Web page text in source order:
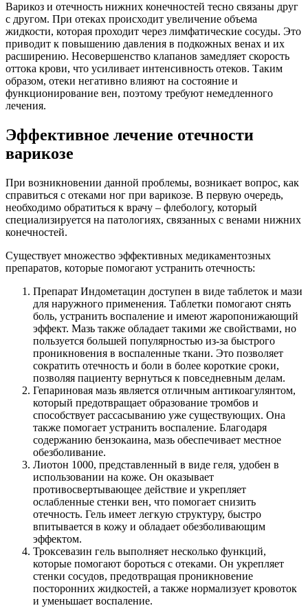
Варикоз и отечность нижних конечностей тесно связаны друг
с другом. При отеках происходит увеличение объема
жидкости, которая проходит через лимфатические сосуды. Это
приводит к повышению давления в подкожных венах и их
расширению. Несовершенство клапанов замедляет скорость
оттока крови, что усиливает интенсивность отеков. Таким
образом, отеки негативно влияют на состояние и
функционирование вен, поэтому требуют немедленного
лечения.
Эффективное лечение отечности
варикозе
При возникновении данной проблемы, возникает вопрос, как
справиться с отеками ног при варикозе. В первую очередь,
необходимо обратиться к врачу – флебологу, который
специализируется на патологиях, связанных с венами нижних
конечностей.
Существует множество эффективных медикаментозных
препаратов, которые помогают устранить отечность:
Препарат Индометацин доступен в виде таблеток и мази
для наружного применения. Таблетки помогают снять
боль, устранить воспаление и имеют жаропонижающий
эффект. Мазь также обладает такими же свойствами, но
пользуется большей популярностью из-за быстрого
проникновения в воспаленные ткани. Это позволяет
сократить отечность и боли в более короткие сроки,
позволяя пациенту вернуться к повседневным делам.
Гепариновая мазь является отличным антикоагулянтом,
который предотвращает образование тромбов и
способствует рассасыванию уже существующих. Она
также помогает устранить воспаление. Благодаря
содержанию бензокаина, мазь обеспечивает местное
обезболивание.
Лиотон 1000, представленный в виде геля, удобен в
использовании на коже. Он оказывает
противосвертывающее действие и укрепляет
ослабленные стенки вен, что помогает снизить
отечность. Гель имеет легкую структуру, быстро
впитывается в кожу и обладает обезболивающим
эффектом.
Троксевазин гель выполняет несколько функций,
которые помогают бороться с отеками. Он укрепляет
стенки сосудов, предотвращая проникновение
посторонних жидкостей, а также нормализует кровоток
и уменьшает воспаление.